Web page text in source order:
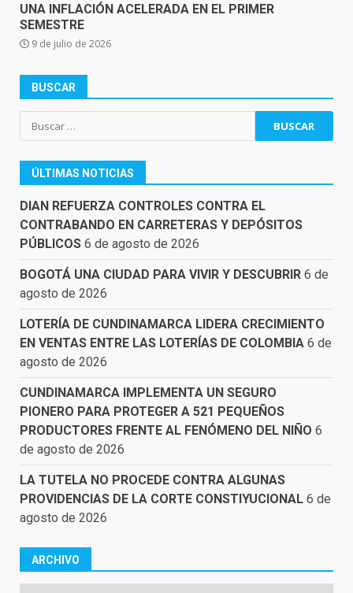
UNA INFLACIÓN ACELERADA EN EL PRIMER
SEMESTRE
9 de julio de 2026
BUSCAR
Buscar:
ÚLTIMAS NOTICIAS
DIAN REFUERZA CONTROLES CONTRA EL
CONTRABANDO EN CARRETERAS Y DEPÓSITOS
PÚBLICOS 6 de agosto de 2026
BOGOTÁ UNA CIUDAD PARA VIVIR Y DESCUBRIR 6 de
agosto de 2026
LOTERÍA DE CUNDINAMARCA LIDERA CRECIMIENTO
EN VENTAS ENTRE LAS LOTERÍAS DE COLOMBIA 6 de
agosto de 2026
CUNDINAMARCA IMPLEMENTA UN SEGURO
PIONERO PARA PROTEGER A 521 PEQUEÑOS
PRODUCTORES FRENTE AL FENÓMENO DEL NIÑO 6
de agosto de 2026
LA TUTELA NO PROCEDE CONTRA ALGUNAS
PROVIDENCIAS DE LA CORTE CONSTIYUCIONAL 6 de
agosto de 2026
ARCHIVO